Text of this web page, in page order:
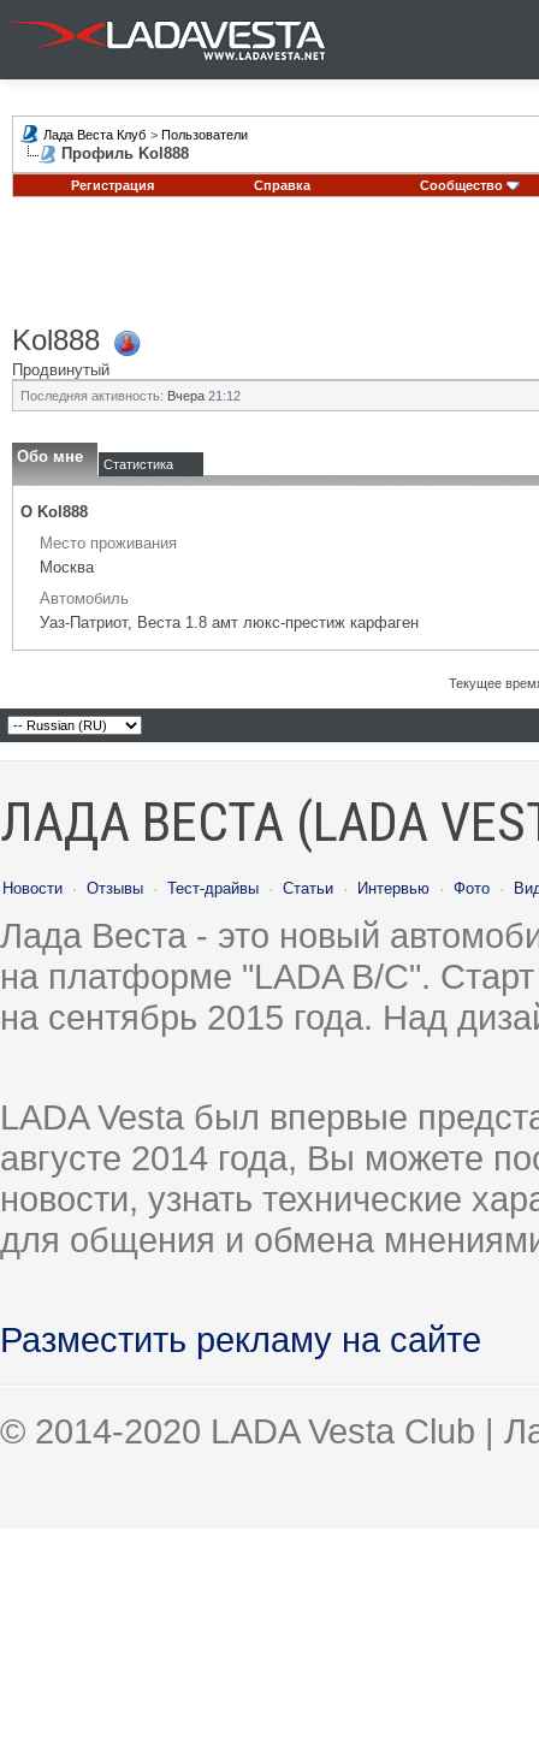
Лада Веста Клуб > Пользователи
Профиль Kol888
Регистрация Справка Сообщество
Kol888
Продвинутый
Последняя активность: Вчера 21:12
Обо мне Статистика
О Kol888
Место проживания
Москва
Автомобиль
Уаз-Патриот, Веста 1.8 амт люкс-престиж карфаген
Текущее
ЛАДА ВЕСТА (LADA
Новости · Отзывы · Тест-драйвы · Статьи · Интервью · Фото ·
Лада Веста - это новый
на платформе "LADA B/C".
на сентябрь 2015 года. Над
LADA Vesta был впервые
августе 2014 года, Вы можете
новости, узнать технические
для общения и обмена
Разместить рекламу на сайте
© 2014-2020 LADA Vesta Club |